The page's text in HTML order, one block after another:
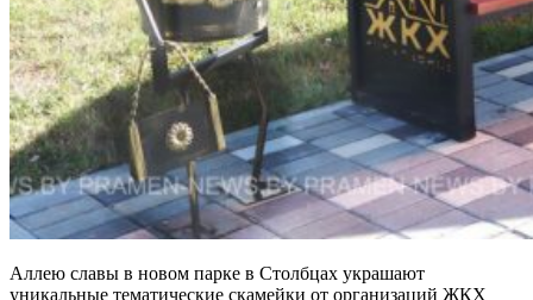
Аллею славы в новом парке в Столбцах украшают
уникальные тематические скамейки от организаций ЖКХ